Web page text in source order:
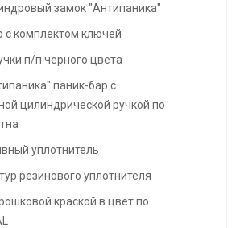
замок "Антипаника"
с комплектом ключей
п/п черного цвета
паник-бар с
цилиндрической ручкой по
уплотнитель
резинового уплотнителя
краской в цвет по